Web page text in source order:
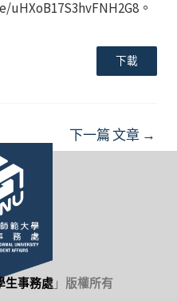
。
下載
下一篇 文章 →
生事務處 」 版權所有